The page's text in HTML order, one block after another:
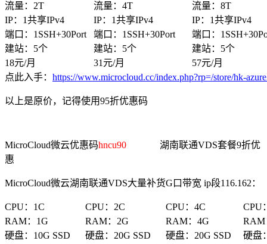
流量：2T
流量：4T
流量：8T
IP：1共享IPv4
IP：1共享IPv4
IP：1共享IPv4
端口：1SSH+30Port
端口：1SSH+30Port
端口：
建站：5个
建站：5个
建站：5个
18元/月
31元/月
57元/月
点此入手： https://www.microcloud.cc/index.php?rp=/store/hk-
以上是原价，记得使用95折优惠码
MicroCloud微云优惠码hncu90 湖南联通VDS套餐9折优
惠
MicroCloud微云湖南联通VDS大量补货G口带宽 ip段116.162：
CPU：1C CPU：2C CPU：4C
CPU
RAM：1G
RAM：2G RAM：4G
RAM
硬盘：10G SSD
硬盘：20G SSD 硬盘：20G SSD
硬盘